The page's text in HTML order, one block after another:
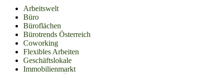
Arbeitswelt
Büro
Büroflächen
Bürotrends Österreich
Coworking
Flexibles Arbeiten
Geschäftslokale
Immobilienmarkt